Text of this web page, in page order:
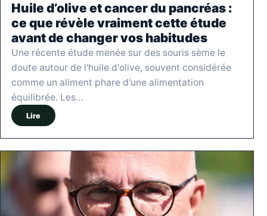
Huile d’olive et cancer du pancréas :
ce que révèle vraiment cette étude
avant de changer vos habitudes
Une récente étude menée sur des souris sème le
doute autour de l'huile d'olive, souvent considérée
comme un aliment phare d'une alimentation
équilibrée. Les…
Lire